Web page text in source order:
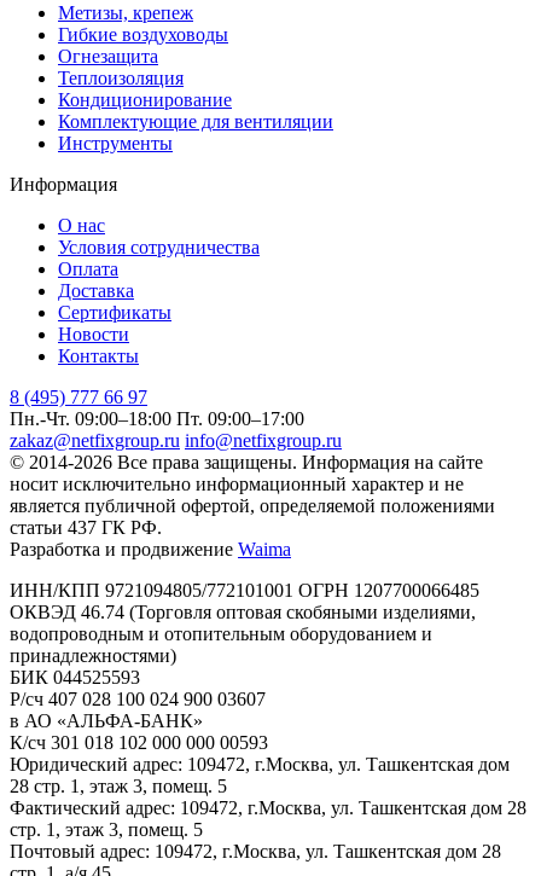
Метизы, крепеж
Гибкие воздуховоды
Огнезащита
Теплоизоляция
Кондиционирование
Комплектующие для вентиляции
Инструменты
Информация
О нас
Условия сотрудничества
Оплата
Доставка
Сертификаты
Новости
Контакты
8 (495) 777 66 97
Пн.-Чт. 09:00–18:00 Пт. 09:00–17:00
zakaz@netfixgroup.ru info@netfixgroup.ru
© 2014-2026 Все права защищены. Информация на сайте
носит исключительно информационный характер и не
является публичной офертой, определяемой положениями
статьи 437 ГК РФ.
Разработка и продвижение Waima
ИНН/КПП 9721094805/772101001 ОГРН 1207700066485
ОКВЭД 46.74 (Торговля оптовая скобяными изделиями,
водопроводным и отопительным оборудованием и
принадлежностями)
БИК 044525593
Р/сч 407 028 100 024 900 03607
в АО «АЛЬФА-БАНК»
К/сч 301 018 102 000 000 00593
Юридический адрес: 109472, г.Москва, ул. Ташкентская дом
28 стр. 1, этаж 3, помещ. 5
Фактический адрес: 109472, г.Москва, ул. Ташкентская дом 28
стр. 1, этаж 3, помещ. 5
Почтовый адрес: 109472, г.Москва, ул. Ташкентская дом 28